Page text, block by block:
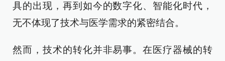
具的出现，再到如今的数字化、智能化时代，
无不体现了技术与医学需求的紧密结合。
然而，技术的转化并非易事。在医疗器械的转